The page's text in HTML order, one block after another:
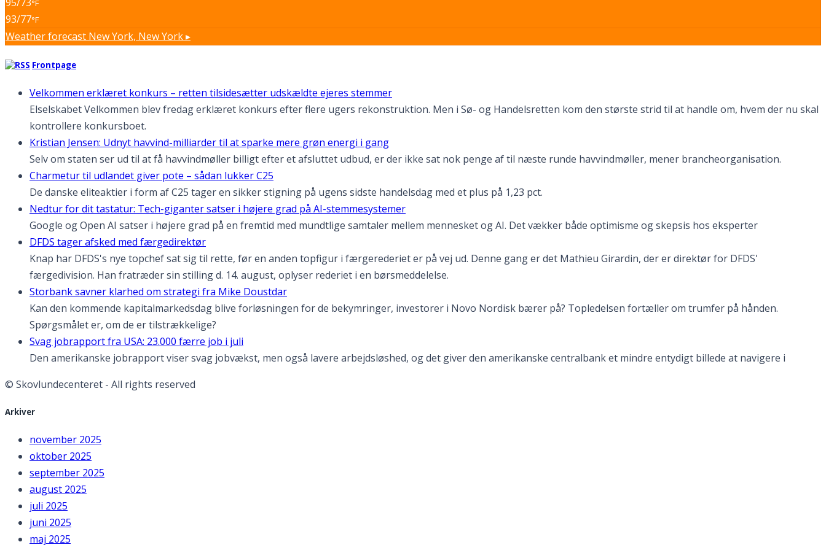
°F
93/77°F
Weather forecast New York, New York ▸
Frontpage
Velkommen erklæret konkurs – retten tilsidesætter udskældte ejeres stemmer
Elselskabet Velkommen blev fredag erklæret konkurs efter flere ugers rekonstruktion. Men i Sø- og Handelsretten kom den største strid til at handle om, hvem der nu skal
kontrollere konkursboet.
Kristian Jensen: Udnyt havvind-milliarder til at sparke mere grøn energi i gang
Selv om staten ser ud til at få havvindmøller billigt efter et afsluttet udbud, er der ikke sat nok penge af til næste runde havvindmøller, mener brancheorganisation.
Charmetur til udlandet giver pote – sådan lukker C25
De danske eliteaktier i form af C25 tager en sikker stigning på ugens sidste handelsdag med et plus på 1,23 pct.
Nedtur for dit tastatur: Tech-giganter satser i højere grad på AI-stemmesystemer
Google og Open AI satser i højere grad på en fremtid med mundtlige samtaler mellem mennesket og AI. Det vækker både optimisme og skepsis hos eksperter
DFDS tager afsked med færgedirektør
Knap har DFDS's nye topchef sat sig til rette, før en anden topfigur i færgerederiet er på vej ud. Denne gang er det Mathieu Girardin, der er direktør for DFDS'
færgedivision. Han fratræder sin stilling d. 14. august, oplyser rederiet i en børsmeddelelse.
Storbank savner klarhed om strategi fra Mike Doustdar
Kan den kommende kapitalmarkedsdag blive forløsningen for de bekymringer, investorer i Novo Nordisk bærer på? Topledelsen fortæller om trumfer på hånden.
Spørgsmålet er, om de er tilstrækkelige?
Svag jobrapport fra USA: 23.000 færre job i juli
Den amerikanske jobrapport viser svag jobvækst, men også lavere arbejdsløshed, og det giver den amerikanske centralbank et mindre entydigt billede at navigere i
© Skovlundecenteret - All rights reserved
Arkiver
november 2025
oktober 2025
september 2025
august 2025
juli 2025
juni 2025
maj 2025